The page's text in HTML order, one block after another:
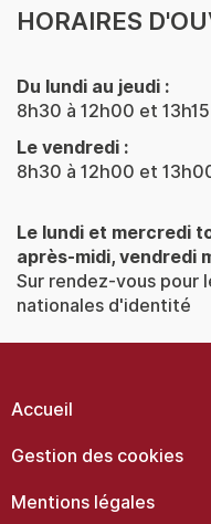
HORAIRES
Du lundi au jeudi :
8h30 à 12h00 et
Le vendredi :
8h30 à 12h00 et
Le lundi et mercredi
après-midi, vendredi
Sur rendez-vous pour
nationales d'identité
de
Accueil
Gestion des cookies
Mentions légales